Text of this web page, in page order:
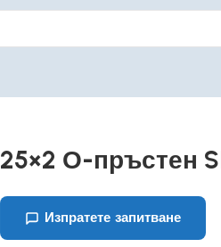
25×2 О-пръстен
Изпратете запитване